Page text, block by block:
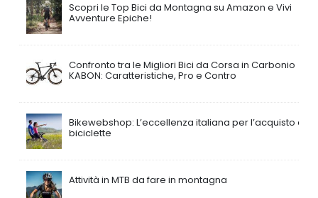
Scopri le Top Bici da Montagna su Amazon e Vivi
Avventure Epiche!
Confronto tra le Migliori Bici da Corsa in Carbonio
KABON: Caratteristiche, Pro e Contro
Bikewebshop: L’eccellenza italiana per l’acquisto di
biciclette
Attività in MTB da fare in montagna